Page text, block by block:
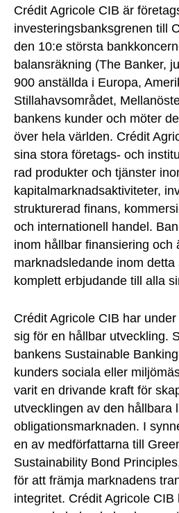
Crédit Agricole CIB är
investeringsbanksgrenen till
den 10:e största
balansräkning (The Banker,
900 anställda i Europa,
Stillahavsområdet,
bankens kunder och möter
över hela världen. Crédit
sina stora företags- och
rad produkter och tjänster
kapitalmarknadsaktiviteter,
strukturerad finans,
och internationell handel.
inom hållbar finansiering och
marknadsledande inom
komplett erbjudande till alla
Crédit Agricole CIB har
sig för en hållbar utveckling.
bankens Sustainable
kunders sociala eller
varit en drivande kraft för
utvecklingen av den hållbara
obligationsmarknaden. I
en av medförfattarna till
Sustainability Bond
för att främja marknadens
integritet. Crédit Agricole